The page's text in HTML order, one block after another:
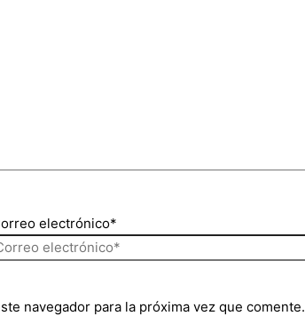
electrónico*
navegador para la próxima vez que comente.